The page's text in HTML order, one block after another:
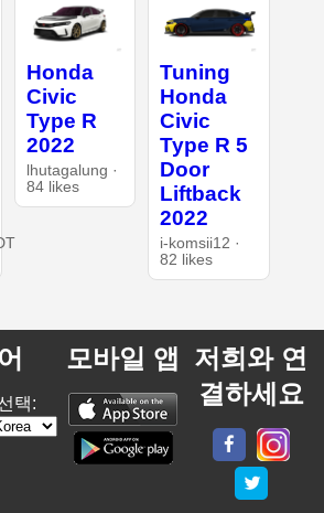
Honda
Civic
Type R
2022
lhutagalung ·
84 likes
Tuning
Honda
Civic
Type R 5
Door
Liftback
2022
i-komsii12 ·
82 likes
택:
모바일 앱 저희와 연
결하세요